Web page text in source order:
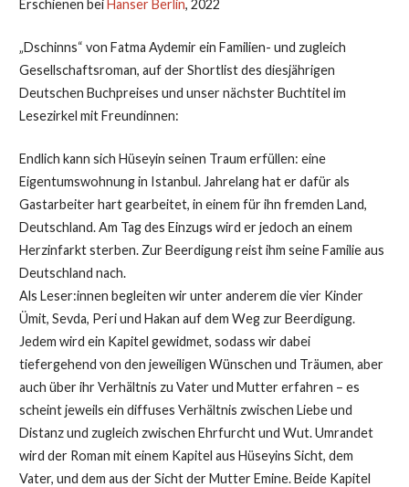
Erschienen bei Hanser Berlin, 2022
„Dschinns“ von Fatma Aydemir ein Familien- und zugleich
Gesellschaftsroman, auf der Shortlist des diesjährigen
Deutschen Buchpreises und unser nächster Buchtitel im
Lesezirkel mit Freundinnen:
Endlich kann sich Hüseyin seinen Traum erfüllen: eine
Eigentumswohnung in Istanbul. Jahrelang hat er dafür als
Gastarbeiter hart gearbeitet, in einem für ihn fremden Land,
Deutschland. Am Tag des Einzugs wird er jedoch an einem
Herzinfarkt sterben. Zur Beerdigung reist ihm seine Familie aus
Deutschland nach.
Als Leser:innen begleiten wir unter anderem die vier Kinder
Ümit, Sevda, Peri und Hakan auf dem Weg zur Beerdigung.
Jedem wird ein Kapitel gewidmet, sodass wir dabei
tiefergehend von den jeweiligen Wünschen und Träumen, aber
auch über ihr Verhältnis zu Vater und Mutter erfahren – es
scheint jeweils ein diffuses Verhältnis zwischen Liebe und
Distanz und zugleich zwischen Ehrfurcht und Wut. Umrandet
wird der Roman mit einem Kapitel aus Hüseyins Sicht, dem
Vater, und dem aus der Sicht der Mutter Emine. Beide Kapitel